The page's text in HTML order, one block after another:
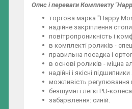
Опис і переваги Комплекту
торгова марка "Happy
надійне закріплення
повітропроникність і
в комплекті роликів -
правильна посадка і
в основі роликів - міцна
надійні і якісні
можливість регулювання
безшумні і легкі PU-
забарвлення: синій.